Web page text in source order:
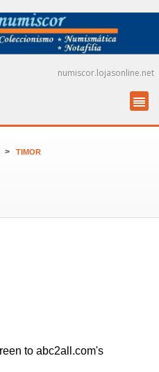
numiscor.lojasonline.net
> TIMOR